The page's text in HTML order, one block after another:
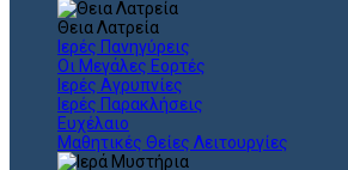
Θεια Λατρεία
Ιερές Πανηγύρεις
Οι Μεγάλες Εορτές
Ιερές Αγρυπνίες
Ιερές Παρακλήσεις
Ευχέλαιο
Μαθητικές Θείες Λειτουργίες